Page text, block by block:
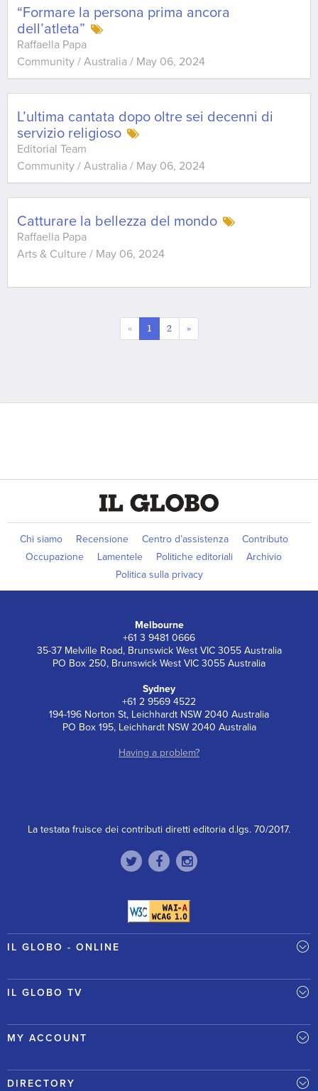
“Formare la persona prima ancora
dell’atleta”
Raffaella Papa
Community / Australia / May 06, 2024
L’ultima cantata dopo oltre sei decenni di
servizio religioso
Editorial Team
Community / Australia / May 06, 2024
Catturare la bellezza del mondo
Raffaella Papa
Arts & Culture / May 06, 2024
« 1 2 »
Chi siamo Recensione Centro d’assistenza
Contributo
Occupazione
Lamentele Politiche editoriali
Archivio
Politica sulla privacy
Melbourne
+61 3 9481 0666
35-37 Melville Road, Brunswick West VIC 3055 Australia
PO Box 250, Brunswick West VIC 3055 Australia
Sydney
+61 2 9569 4522
194-196 Norton St, Leichhardt NSW 2040 Australia
PO Box 195, Leichhardt NSW 2040 Australia
Having a problem?
La testata fruisce dei contributi diretti editoria d.lgs. 70/2017.
IL GLOBO - ONLINE
IL GLOBO TV
MY ACCOUNT
DIRECTORY